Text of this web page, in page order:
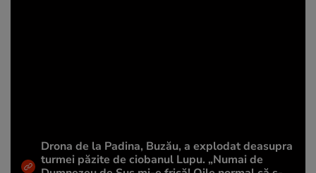
Drona de la Padina, Buzău, a explodat deasupra
turmei păzite de ciobanul Lupu. „Numai de